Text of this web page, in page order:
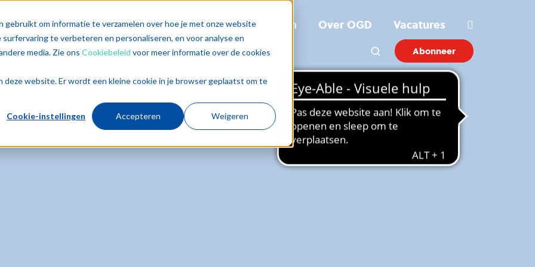
om informatie te verzamelen over hoe je met onze website
te verbeteren en personaliseren, en voor analyse en
media. Zie ons Cookiebeleid voor meer informatie over de cookies
website. Er wordt een kleine cookie in je browser geplaatst om te
Cookie-instellingen Accepteren Weigeren
Diensten Sectoren Trends Inzichten Over OGD Vacatures
Abonneer